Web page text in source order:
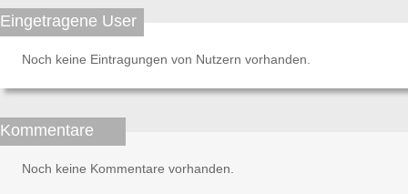
Eingetragene User
Noch keine Eintragungen von Nutzern vorhanden.
Kommentare
Noch keine Kommentare vorhanden.